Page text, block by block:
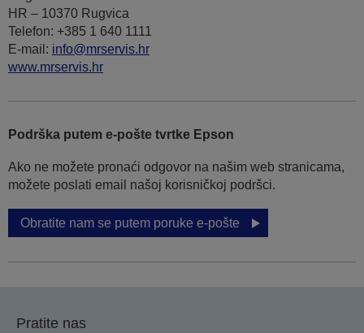
HR – 10370 Rugvica
Telefon: +385 1 640 1111
Е-mail: info@mrservis.hr
www.mrservis.hr
Podrška putem e-pošte tvrtke Epson
Ako ne možete pronaći odgovor na našim web stranicama,
možete poslati email našoj korisničkoj podršci.
Obratite nam se putem poruke e-pošte
Pratite nas